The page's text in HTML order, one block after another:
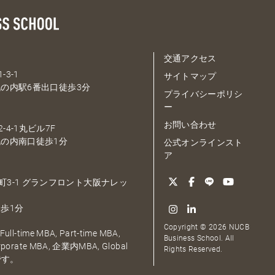
3-1
内駅6番出口徒歩3分
4-1丸ビル7F
内南口徒歩1分
3-1 グランフロント大阪ナレッ
1分
time MBA, Part-time MBA,
MBA, 企業内MBA, Global
。
交通アクセス
サイトマップ
プライバシーポリシ
ー
お問い合わせ
公式オンラインスト
ア
Copyright © 2026 NUCB
Business School. All
Rights Reserved.